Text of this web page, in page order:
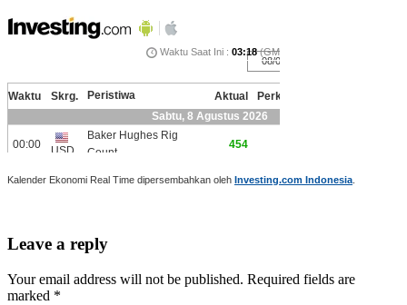
Kalender Ekonomi Real Time dipersembahkan oleh Investing.com Indonesia
Leave a reply
Your email address will not be published. Required fields are
marked *